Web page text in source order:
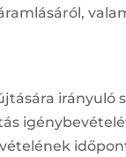
irányuló